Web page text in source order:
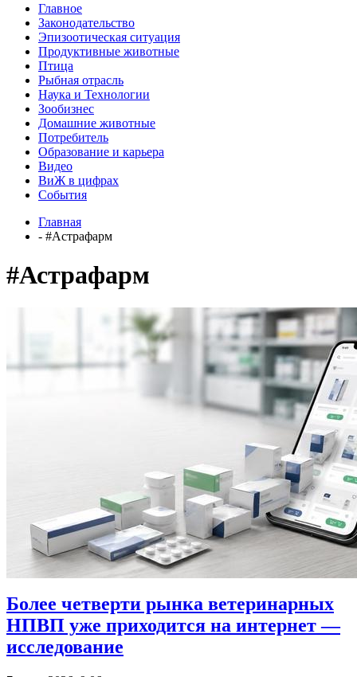
Главное
Законодательство
Эпизоотическая ситуация
Продуктивные животные
Птица
Рыбная отрасль
Наука и Технологии
Зообизнес
Домашние животные
Потребитель
Образование и карьера
Видео
ВиЖ в цифрах
События
Главная
- #Астрафарм
#Астрафарм
Более четверти рынка ветеринарных
НПВП уже приходится на интернет —
исследование